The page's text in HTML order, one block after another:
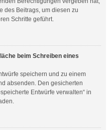
des Beitrags, um diesen zu
Schritte geführt.
beim Schreiben eines
speichern und zu einem
absenden. Den gesicherten
Entwürfe verwalten“ in